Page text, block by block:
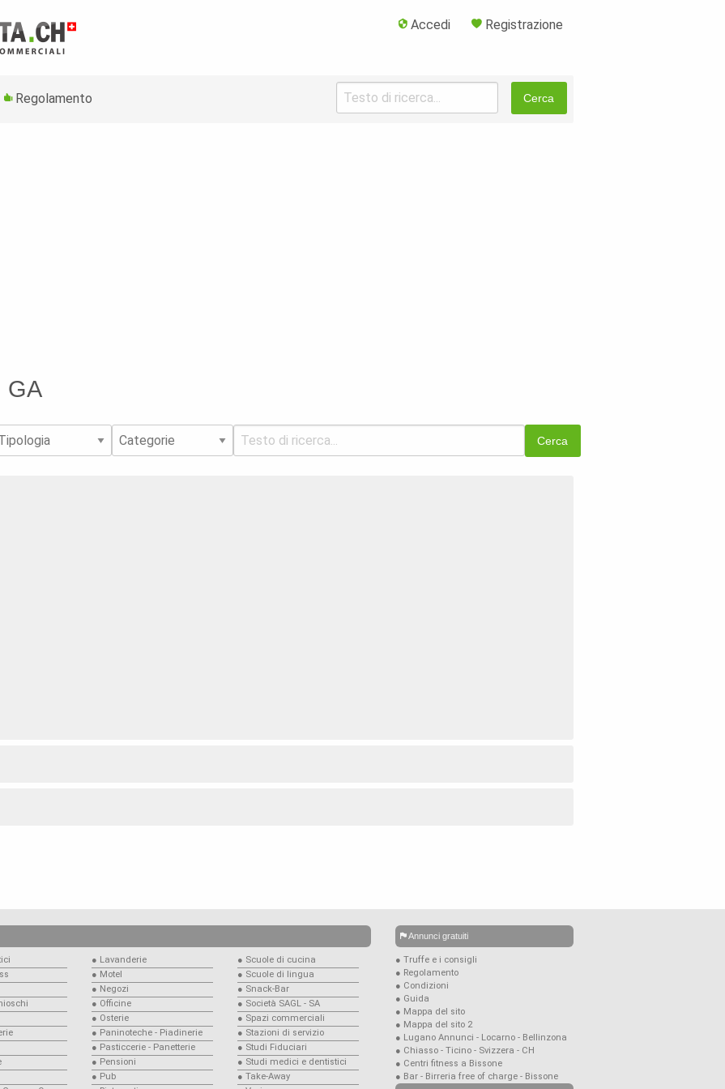
Accedi Registrazione
Regolamento Cerca
GA
● Lavanderie
● Motel
● Negozi
● Officine
● Osterie
● Paninoteche - Piadinerie
● Pasticcerie - Panetterie
● Pensioni
● Pub
● Scuole di cucina
● Scuole di lingua
● Snack-Bar
● Società SAGL - SA
● Spazi commerciali
● Stazioni di servizio
● Studi Fiduciari
● Studi medici e dentistici
● Take-Away
Annunci gratuiti
● Truffe e i consigli
● Regolamento
● Condizioni
● Guida
● Mappa del sito
● Mappa del sito 2
● Lugano Annunci - Locarno - Bellinzona
● Chiasso - Ticino - Svizzera - CH
● Centri fitness a Bissone
● Bar - Birreria free of charge - Bissone